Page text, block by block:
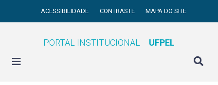
ACESSIBILIDADE CONTRASTE MAPA DO SITE
PORTAL INSTITUCIONAL UFPEL